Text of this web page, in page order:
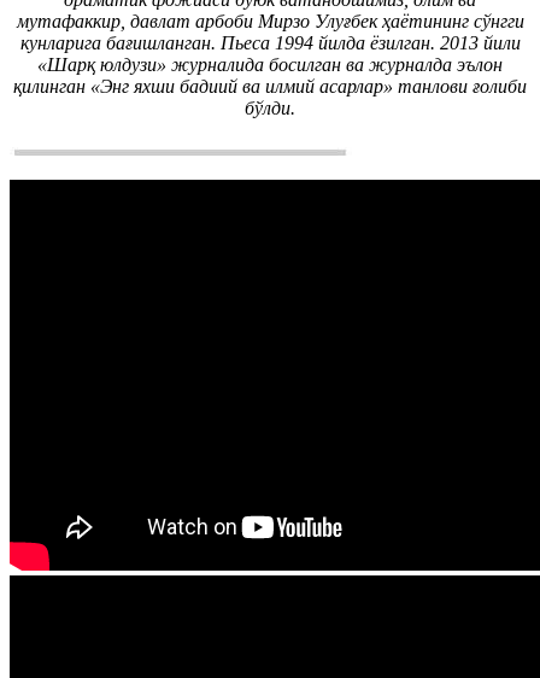
мутафаккир, давлат арбоби Мирзо Улуғбек ҳаётининг сўнгги
кунларига бағишланган. Пьеса 1994 йилда ёзилган. 2013 йили
«Шарқ юлдузи» журналида босилган ва журналда эълон
қилинган «Энг яхши бадиий ва илмий асарлар» танлови ғолиби
бўлди.